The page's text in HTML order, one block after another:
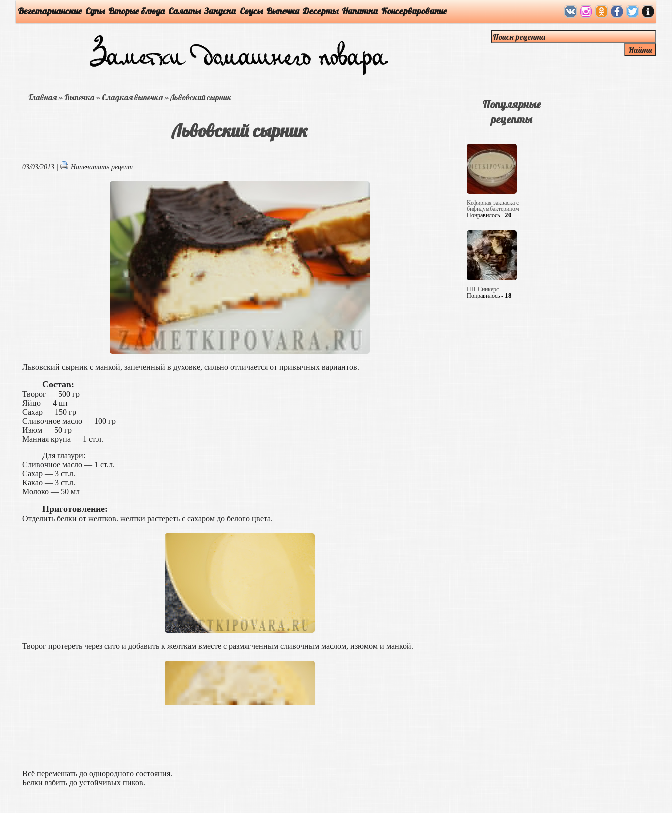
Вегетарианские Супы Вторые блюда Салаты Закуски Соусы Выпечка Десерты Напитки Консервирование
Главная»Выпечка» Сладкая выпечка»Львовский сырник
Львовский сырник
03/03/2013 | Напечатать рецепт
Львовский сырник с манкой, запеченный в духовке, сильно отличается от привычных вариантов.
Состав:
Творог — 500 гр
Яйцо — 4 шт
Сахар — 150 гр
Сливочное масло — 100 гр
Изюм — 50 гр
Манная крупа — 1 ст.л.
Для глазури:
Сливочное масло — 1 ст.л.
Сахар — 3 ст.л.
Какао — 3 ст.л.
Молоко — 50 мл
Приготовление:
Отделить белки от желтков. желтки растереть с сахаром до белого цвета.
Творог протереть через сито и добавить к желткам вместе с размягченным сливочным маслом, изюмом и манкой.
Всё перемешать до однородного состояния.
Белки взбить до устойчивых пиков.
Популярные
рецепты
Кефирная закваска с
бифидумбактерином
Понравилось - 20
ПП-Сникерс
Понравилось - 18